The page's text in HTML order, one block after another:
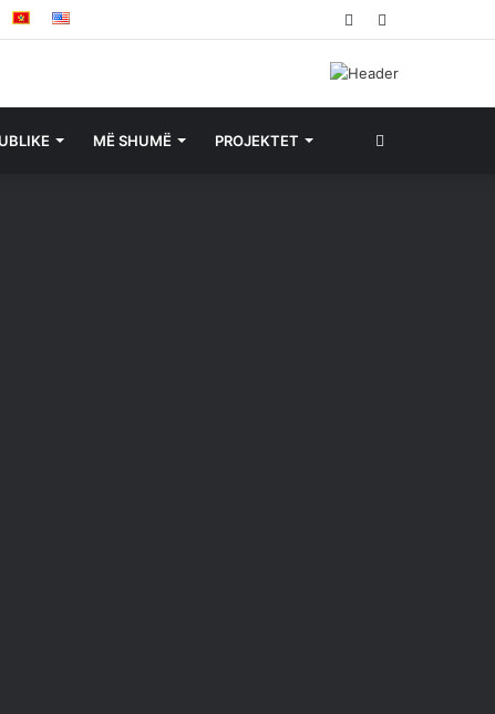
Facebook
MË SHUMË PROJEKTET Search